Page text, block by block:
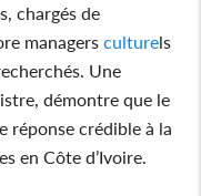
chargés de
managersculturels
Une
démontre que le
réponse crédible à la
en Côte d’Ivoire.